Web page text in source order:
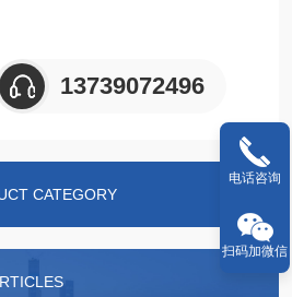
13739072496
CATEGORY
电话咨询
扫码加微信